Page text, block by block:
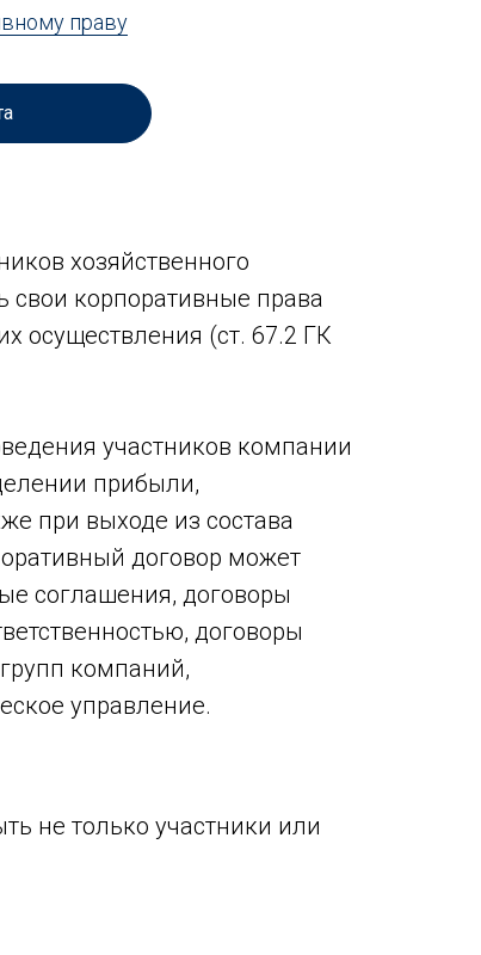
праву
хозяйственного
свои корпоративные права
осуществления (ст. 67.2 ГК
участников компании
прибыли,
при выходе из состава
договор может
соглашения, договоры
договоры
компаний,
управление.
не только участники или